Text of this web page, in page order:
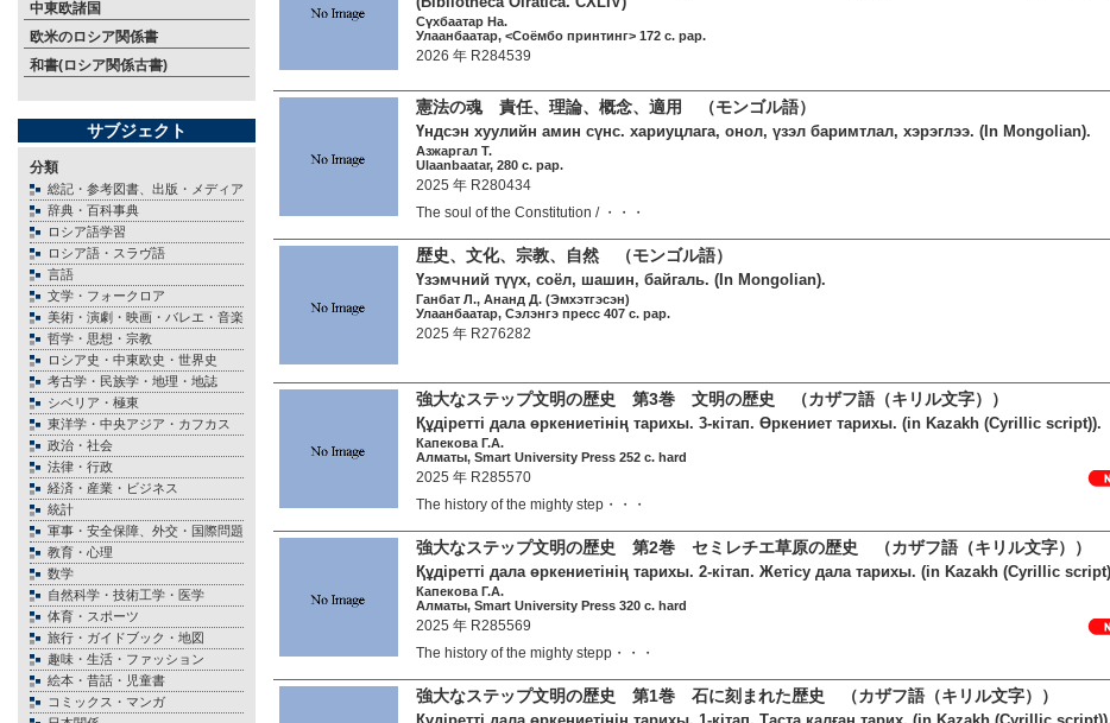
中東欧諸国
欧米のロシア関係書
和書(ロシア関係古書)
サブジェクト
分類
総記・参考図書、出版・メディア
辞典・百科事典
ロシア語学習
ロシア語・スラヴ語
言語
文学・フォークロア
美術・演劇・映画・バレエ・音楽
哲学・思想・宗教
ロシア史・中東欧史・世界史
考古学・民族学・地理・地誌
シベリア・極東
東洋学・中央アジア・カフカス
政治・社会
法律・行政
経済・産業・ビジネス
統計
軍事・安全保障、外交・国際問題
教育・心理
数学
自然科学・技術工学・医学
体育・スポーツ
旅行・ガイドブック・地図
趣味・生活・ファッション
絵本・昔話・児童書
コミックス・マンガ
Сүхбаатар На.
Улаанбаатар, <Соёмбо принтинг> 172 c. pap.
2026 年 R284539
憲法の魂 責任、理論、概念、適用 （モンゴル語）
Үндсэн хуулийн амин сүнс. хариуцлага, онол, үзэл баримтлал, хэрэглээ. (In Mongolian).
Азжаргал Т.
Ulaanbaatar, 280 c. pap.
2025 年 R280434
The soul of the Constitution / ・・・
歴史、文化、宗教、自然 （モンゴル語）
Үзэмчний түүх, соёл, шашин, байгаль. (In Mongolian).
Ганбат Л., Ананд Д. (Эмхэтгэсэн)
Улаанбаатар, Сэлэнгэ пресс 407 c. pap.
2025 年 R276282
強大なステップ文明の歴史 第3巻 文明の歴史 （カザフ語（キリル文字））
Құдіретті дала өркениетінің тарихы. 3-кітап. Өркениет тарихы. (in Kazakh (Cyrillic script)).
Капекова Г.А.
Алматы, Smart University Press 252 c. hard
2025 年 R285570
The history of the mighty step・・・
強大なステップ文明の歴史 第2巻 セミレチエ草原の歴史 （カザフ語（キリル文字））
Құдіретті дала өркениетінің тарихы. 2-кітап. Жетісу дала тарихы. (in Kazakh (Cyrillic
Капекова Г.А.
Алматы, Smart University Press 320 c. hard
2025 年 R285569
The history of the mighty stepp・・・
強大なステップ文明の歴史 第1巻 石に刻まれた歴史 （カザフ語（キリル文字））